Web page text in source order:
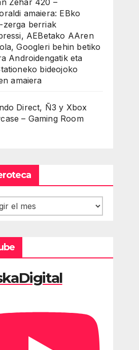
amaiera: EBko
zerga berriak
AEBetako AAren
Googleri behin betiko
Androidengatik eta
bideojoko
amaiera
Direct, Ñ3 y Xbox
– Gaming Room